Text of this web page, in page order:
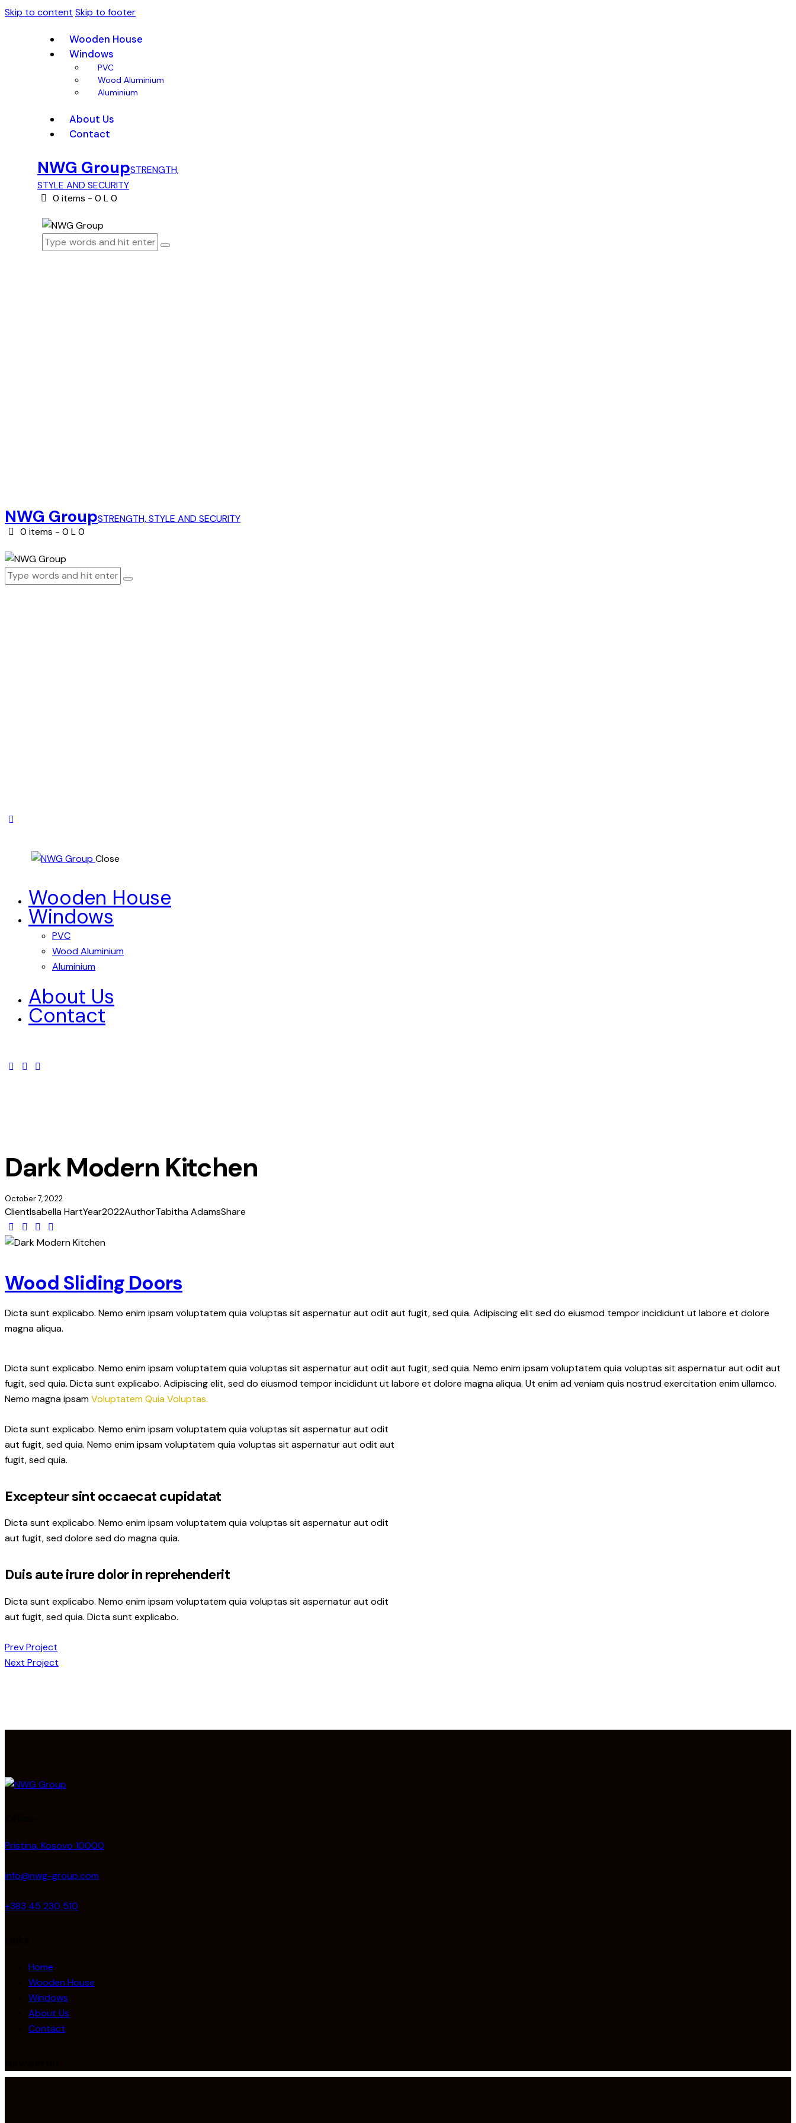
Skip to content Skip to footer
Wooden House
Windows
PVC
Wood Aluminium
Aluminium
About Us
Contact
NWG GroupSTRENGTH,
STYLE AND SECURITY
0 items - 0 L 0
NWG GroupSTRENGTH, STYLE AND SECURITY
0 items - 0 L 0
Close
Wooden House
Windows
PVC
Wood Aluminium
Aluminium
About Us
Contact
Dark Modern Kitchen
October 7, 2022
ClientIsabella HartYear2022AuthorTabitha AdamsShare
Wood Sliding Doors
Dicta sunt explicabo. Nemo enim ipsam voluptatem quia voluptas sit aspernatur aut odit aut fugit, sed quia. Adipiscing elit sed do eiusmod tempor incididunt ut labore et dolore
magna aliqua.
Dicta sunt explicabo. Nemo enim ipsam voluptatem quia voluptas sit aspernatur aut odit aut fugit, sed quia. Nemo enim ipsam voluptatem quia voluptas sit aspernatur aut odit aut
fugit, sed quia. Dicta sunt explicabo. Adipiscing elit, sed do eiusmod tempor incididunt ut labore et dolore magna aliqua. Ut enim ad veniam quis nostrud exercitation enim ullamco.
Nemo magna ipsamVoluptatem Quia Voluptas.
Dicta sunt explicabo. Nemo enim ipsam voluptatem quia voluptas sit aspernatur aut odit
aut fugit, sed quia. Nemo enim ipsam voluptatem quia voluptas sit aspernatur aut odit aut
fugit, sed quia.
Excepteur sint occaecat cupidatat
Dicta sunt explicabo. Nemo enim ipsam voluptatem quia voluptas sit aspernatur aut odit
aut fugit, sed dolore sed do magna quia.
Duis aute irure dolor in reprehenderit
Dicta sunt explicabo. Nemo enim ipsam voluptatem quia voluptas sit aspernatur aut odit
aut fugit, sed quia. Dicta sunt explicabo.
Post
navigation
Prev Project
Next Project
Pristina, Kosovo 10000
info@nwg-group.com
+383 45 230 510
Home
Wooden House
Windows
About Us
Contact